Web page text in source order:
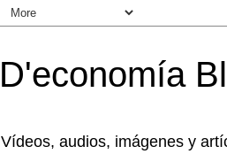
D'economía
Vídeos, audios, imágenes y